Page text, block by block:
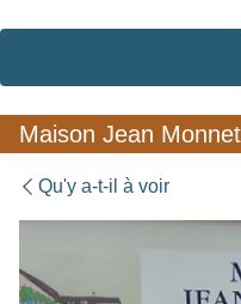
Maison Jean Monnet
Qu'y a-t-il à voir
Vue